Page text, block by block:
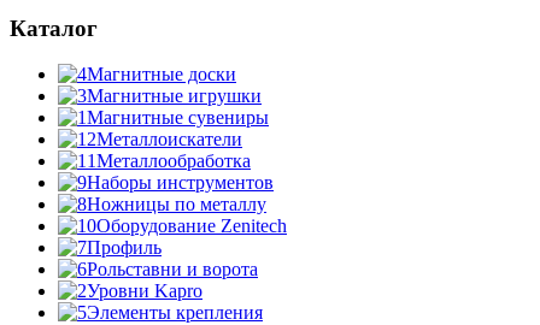
Каталог
Магнитные доски
Магнитные игрушки
Магнитные сувениры
Металлоискатели
Металлообработка
Наборы инструментов
Ножницы по металлу
Оборудование Zenitech
Профиль
Рольставни и ворота
Уровни Kapro
Элементы крепления